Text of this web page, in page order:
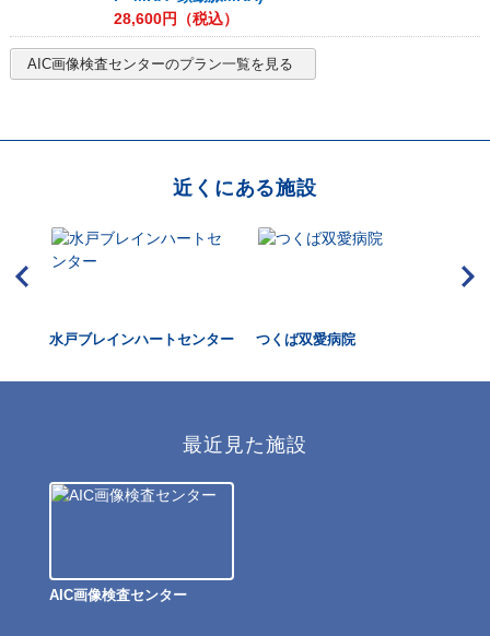
28,600円（税込）
AIC画像検査センターのプラン一覧を見る
近くにある施設
水戸ブレインハートセンター つくば双愛病院
最近見た施設
AIC画像検査センター